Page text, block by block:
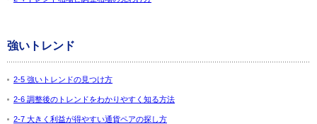
強いトレンド
2-5 強いトレンドの見つけ方
2-6 調整後のトレンドをわかりやすく知る方法
2-7 大きく利益が得やすい通貨ペアの探し方